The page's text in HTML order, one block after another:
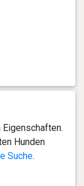
Hunden
Suche.